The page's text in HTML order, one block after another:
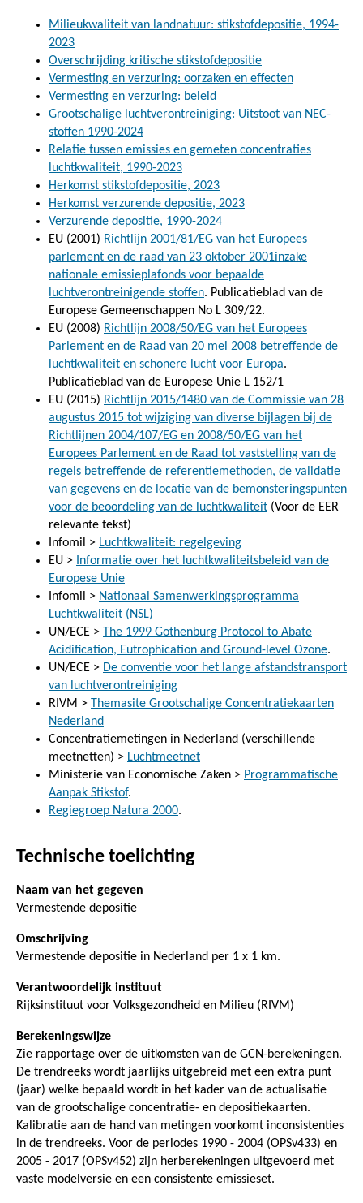
Milieukwaliteit van landnatuur: stikstofdepositie, 1994-
2023
Overschrijding kritische stikstofdepositie
Vermesting en verzuring: oorzaken en effecten
Vermesting en verzuring: beleid
Grootschalige luchtverontreiniging: Uitstoot van NEC-
stoffen 1990-2024
Relatie tussen emissies en gemeten concentraties
luchtkwaliteit, 1990-2023
Herkomst stikstofdepositie, 2023
Herkomst verzurende depositie, 2023
Verzurende depositie, 1990-2024
EU (2001) Richtlijn 2001/81/EG van het Europees
parlement en de raad van 23 oktober 2001inzake
nationale emissieplafonds voor bepaalde
luchtverontreinigende stoffen. Publicatieblad van de
Europese Gemeenschappen No L 309/22.
EU (2008) Richtlijn 2008/50/EG van het Europees
Parlement en de Raad van 20 mei 2008 betreffende de
luchtkwaliteit en schonere lucht voor Europa.
Publicatieblad van de Europese Unie L 152/1
EU (2015) Richtlijn 2015/1480 van de Commissie van 28
augustus 2015 tot wijziging van diverse bijlagen bij de
Richtlijnen 2004/107/EG en 2008/50/EG van het
Europees Parlement en de Raad tot vaststelling van de
regels betreffende de referentiemethoden, de validatie
van gegevens en de locatie van de bemonsteringspunten
voor de beoordeling van de luchtkwaliteit (Voor de EER
relevante tekst)
Infomil > Luchtkwaliteit: regelgeving
EU > Informatie over het luchtkwaliteitsbeleid van de
Europese Unie
Infomil > Nationaal Samenwerkingsprogramma
Luchtkwaliteit (NSL)
UN/ECE > The 1999 Gothenburg Protocol to Abate
Acidification, Eutrophication and Ground-level Ozone.
UN/ECE > De conventie voor het lange afstandstransport
van luchtverontreiniging
RIVM > Themasite Grootschalige Concentratiekaarten
Nederland
Concentratiemetingen in Nederland (verschillende
meetnetten) > Luchtmeetnet
Ministerie van Economische Zaken > Programmatische
Aanpak Stikstof.
Regiegroep Natura 2000.
Technische toelichting
Naam van het gegeven
Vermestende depositie
Omschrijving
Vermestende depositie in Nederland per 1 x 1 km.
Verantwoordelijk instituut
Rijksinstituut voor Volksgezondheid en Milieu (RIVM)
Berekeningswijze
Zie rapportage over de uitkomsten van de GCN-berekeningen.
De trendreeks wordt jaarlijks uitgebreid met een extra punt
(jaar) welke bepaald wordt in het kader van de actualisatie
van de grootschalige concentratie- en depositiekaarten.
Kalibratie aan de hand van metingen voorkomt inconsistenties
in de trendreeks. Voor de periodes 1990 - 2004 (OPSv433) en
2005 - 2017 (OPSv452) zijn herberekeningen uitgevoerd met
vaste modelversie en een consistente emissieset.